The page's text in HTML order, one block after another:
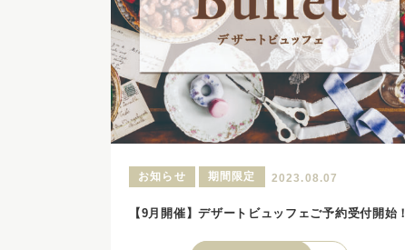
お知らせ 期間限定 2023.08.07
【9月開催】デザートビュッフェご予約受付開始！